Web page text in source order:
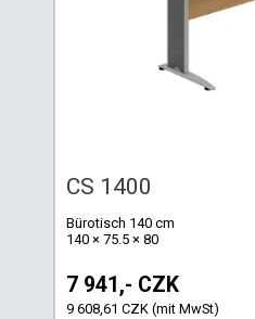
CS 1400
Bürotisch 140 cm
140 × 75.5 × 80
7 941,- CZK
9 608,61 CZK (mit MwSt)